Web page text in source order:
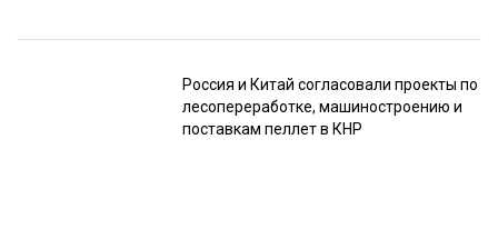
Россия и Китай согласовали проекты по
лесопереработке, машиностроению и
поставкам пеллет в КНР